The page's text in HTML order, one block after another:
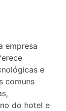
empresa
e
comuns
do hotel e